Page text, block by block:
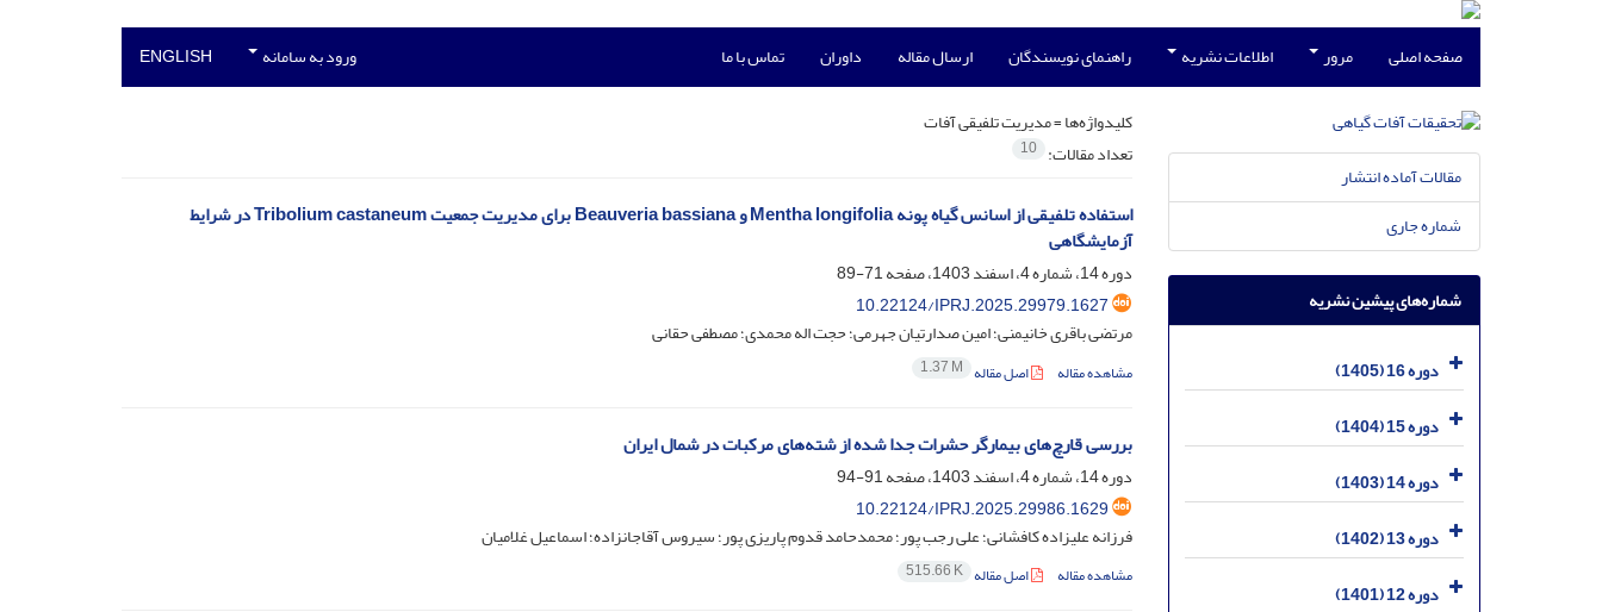
صفحه اصلی مرور اطلاعات نشریه راهنمای نویسندگان ارسال مقاله داوران تماس با ما ورود به سامانه ENGLISH
کلیدواژه‌ها =مدیریت تلفیقی آفات
تعداد مقالات: 10
استفاده تلفیقی از اسانس گیاه پونه Mentha longifolia و Beauveria bassiana برای مدیریت جمعیت Tribolium castaneum در شرایط
آزمایشگاهی
دوره 14، شماره 4، اسفند 1403، صفحه
71-89
10.22124/IPRJ.2025.29979.1627
مرتضی باقری خانیمنی؛ امین صدارتیان جهرمی؛ حجت اله محمدی؛ مصطفی حقانی
مشاهده مقاله اصل مقاله 1.37 M
بررسی قارچ‌های بیمارگر حشرات جدا شده از شته‌های مرکبات در شمال ایران
دوره 14، شماره 4، اسفند 1403، صفحه
91-94
10.22124/IPRJ.2025.29986.1629
فرزانه علیزاده کافشانی؛ علی رجب پور؛ محمدحامد قدوم پاریزی پور؛ سیروس آقاجانزاده؛ اسماعیل غلامیان
مشاهده مقاله اصل مقاله 515.66 K
مقالات آماده انتشار
شماره جاری
شماره‌های پیشین نشریه
دوره 16 (1405)
دوره 15 (1404)
دوره 14 (1403)
دوره 13 (1402)
دوره 12 (1401)